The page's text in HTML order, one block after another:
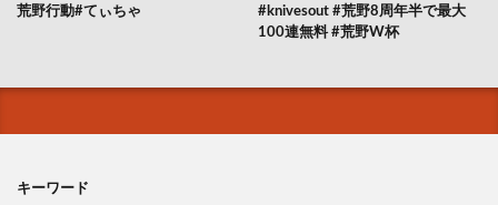
荒野行動#てぃちゃ
#knivesout #荒野8周年半で最大
100連無料 #荒野W杯
キーワード